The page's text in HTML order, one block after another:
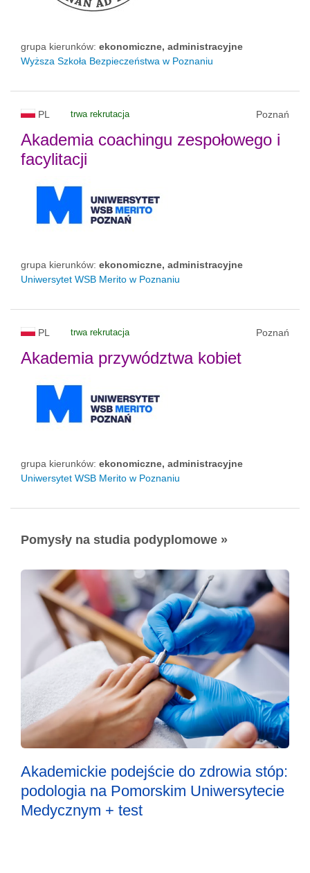
grupa kierunków: ekonomiczne, administracyjne
Wyższa Szkoła Bezpieczeństwa w Poznaniu
PL trwa rekrutacja Poznań
Akademia coachingu zespołowego i
facylitacji
grupa kierunków: ekonomiczne, administracyjne
Uniwersytet WSB Merito w Poznaniu
PL trwa rekrutacja Poznań
Akademia przywództwa kobiet
grupa kierunków: ekonomiczne, administracyjne
Uniwersytet WSB Merito w Poznaniu
Pomysły na studia podyplomowe »
Akademickie podejście do zdrowia stóp:
podologia na Pomorskim Uniwersytecie
Medycznym + test